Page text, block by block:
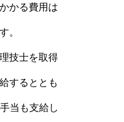
かる費用は
。
技士を取得
するととも
当も支給し